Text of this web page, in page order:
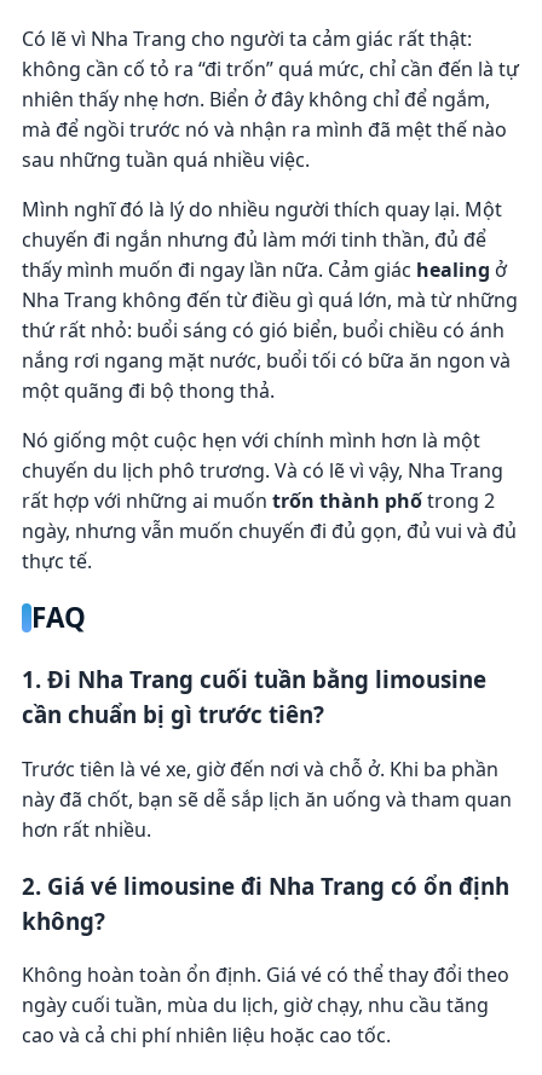
Có lẽ vì Nha Trang cho người ta cảm giác rất thật:
không cần cố tỏ ra “đi trốn” quá mức, chỉ cần đến là tự
nhiên thấy nhẹ hơn. Biển ở đây không chỉ để ngắm,
mà để ngồi trước nó và nhận ra mình đã mệt thế nào
sau những tuần quá nhiều việc.
Mình nghĩ đó là lý do nhiều người thích quay lại. Một
chuyến đi ngắn nhưng đủ làm mới tinh thần, đủ để
thấy mình muốn đi ngay lần nữa. Cảm giác healing ở
Nha Trang không đến từ điều gì quá lớn, mà từ những
thứ rất nhỏ: buổi sáng có gió biển, buổi chiều có ánh
nắng rơi ngang mặt nước, buổi tối có bữa ăn ngon và
một quãng đi bộ thong thả.
Nó giống một cuộc hẹn với chính mình hơn là một
chuyến du lịch phô trương. Và có lẽ vì vậy, Nha Trang
rất hợp với những ai muốn trốn thành phốtrong 2
ngày, nhưng vẫn muốn chuyến đi đủ gọn, đủ vui và đủ
thực tế.
FAQ
1. Đi Nha Trang cuối tuần bằng limousine
cần chuẩn bị gì trước tiên?
Trước tiên là vé xe, giờ đến nơi và chỗ ở. Khi ba phần
này đã chốt, bạn sẽ dễ sắp lịch ăn uống và tham quan
hơn rất nhiều.
2. Giá vé limousine đi Nha Trang có ổn định
không?
Không hoàn toàn ổn định. Giá vé có thể thay đổi theo
ngày cuối tuần, mùa du lịch, giờ chạy, nhu cầu tăng
cao và cả chi phí nhiên liệu hoặc cao tốc.